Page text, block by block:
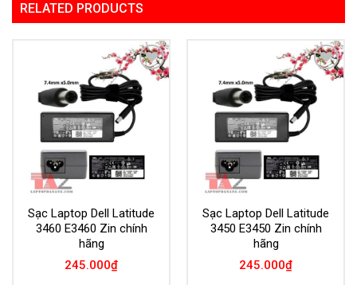
RELATED PRODUCTS
Add to
Wishlist
Sạc Laptop Dell Latitude
3460 E3460 Zin chính
hãng
245.000₫
Add to
Wishlist
Sạc Laptop Dell Latitude
3450 E3450 Zin chính
hãng
245.000₫